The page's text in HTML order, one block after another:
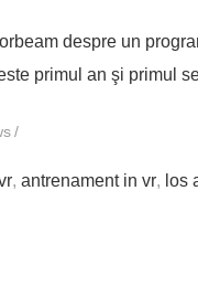
despre un
primul an şi primul
, antrenament in vr, los